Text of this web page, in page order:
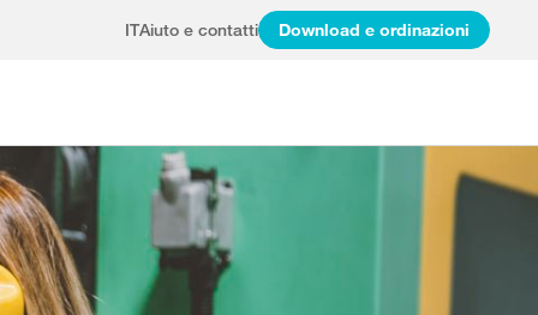
ITAiuto e contatti Download e ordinazioni